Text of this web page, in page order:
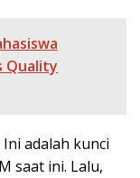
Quality
adalah kunci
saat ini. Lalu,